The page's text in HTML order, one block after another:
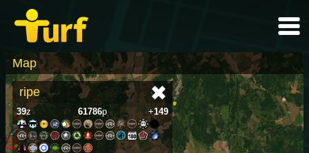
Map
ripe
39z 61786p +149